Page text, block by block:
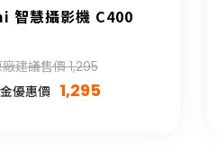
智慧攝影機 C400
建議售價 1,295
優惠價
1,295